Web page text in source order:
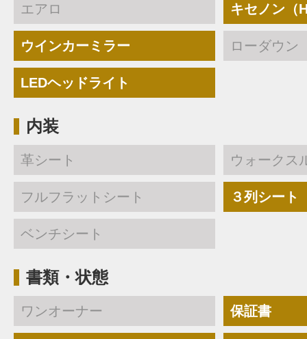
エアロ キセノン（
ウインカーミラー ローダウン
LEDヘッドライト
内装
革シート ウォークス
フルフラットシート ３列シート
ベンチシート
書類・状態
ワンオーナー 保証書